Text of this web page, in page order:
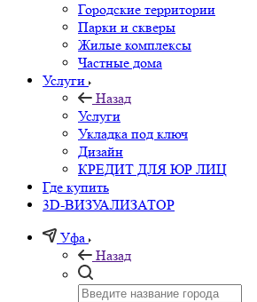
Городские территории
Парки и скверы
Жилые комплексы
Частные дома
Услуги
Назад
Услуги
Укладка под ключ
Дизайн
КРЕДИТ ДЛЯ ЮР ЛИЦ
Где купить
3D-ВИЗУАЛИЗАТОР
Уфа
Назад